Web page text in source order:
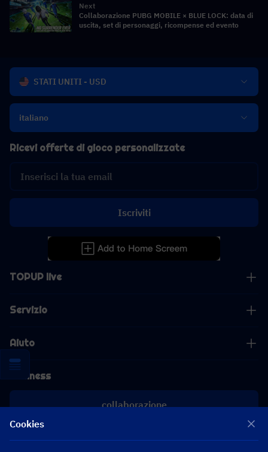
Next
Collaborazione PUBG MOBILE × BLUE LOCK: data di
uscita, set di personaggi, ricompense ed evento
STATI UNITI - USD
italiano
TOPUP live
Servizio
Aiuto
Business
collaborazione
Ricevi offerte di gioco personalizzate
Iscriviti
Cookies